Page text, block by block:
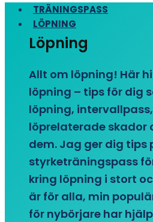
TRÄNINGSPASS
LÖPNING
Löpning
Allt om löpning! Här
löpning – tips för dig
löpning,
löprelaterade skador
dem. Jag ger dig tips
styrketräningspass
kring löpning i stort
är för alla, min
för nybörjare har